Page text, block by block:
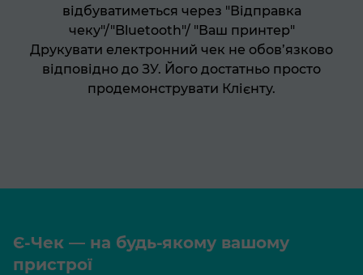
відбуватиметься через "Відправка
чеку"/"Bluetooth"/ "Ваш принтер"
Друкувати електронний чек не обов’язково
відповідно до ЗУ. Його достатньо просто
продемонструвати Клієнту.
Є-Чек — на будь-якому вашому
пристрої